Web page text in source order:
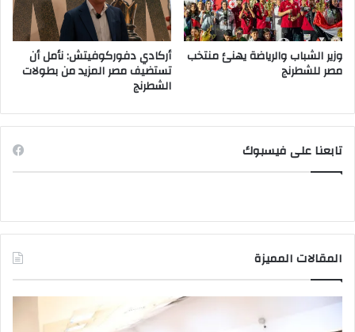
وزير الشباب والرياضة يهنئ منتخب
مصر للشطرنج
أركادي دفوركوفيتش: نأمل أن
تستضيف مصر المزيد من بطولات
الشطرنج
تابعنا على فيسبوك
المقالات المميزة
صدور